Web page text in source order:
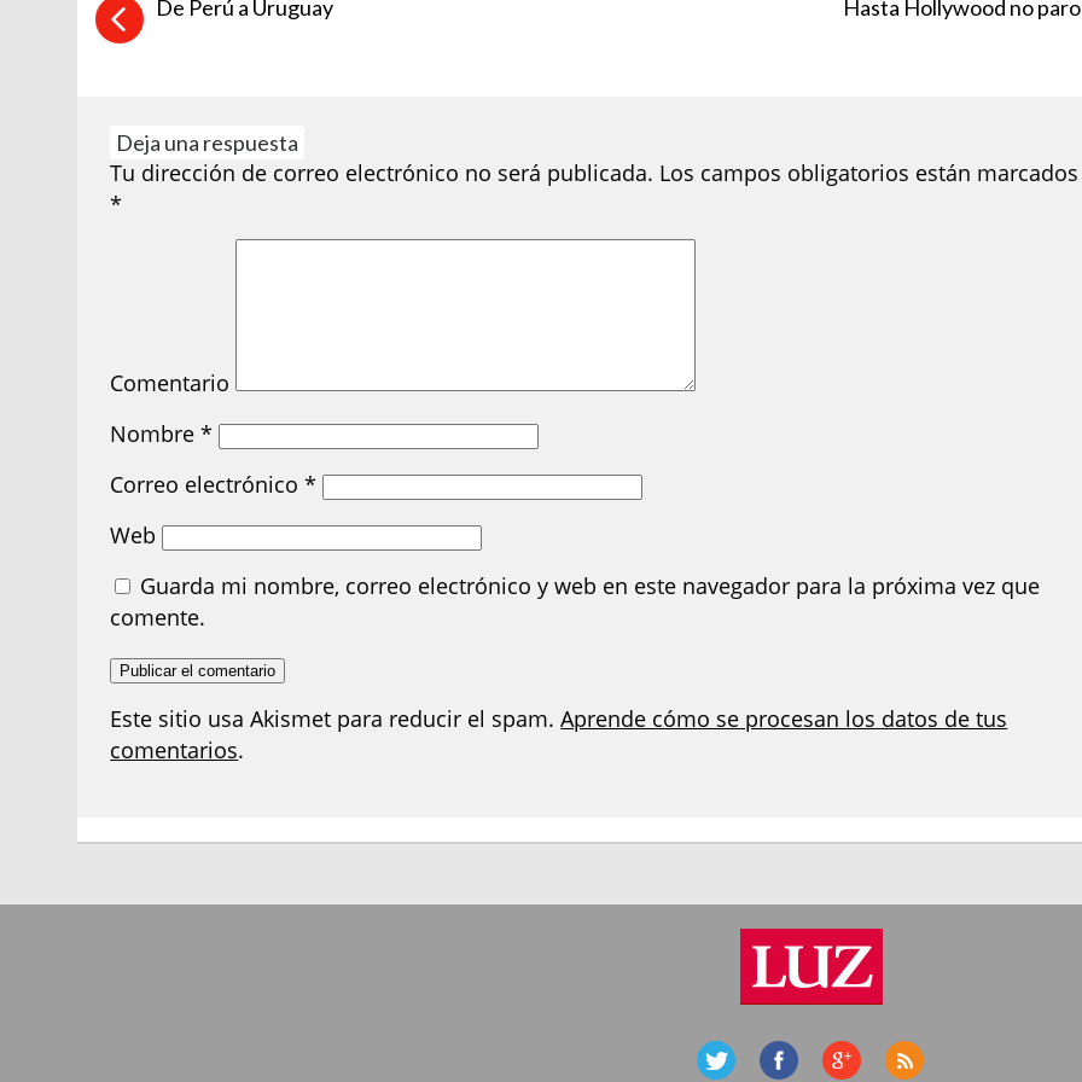
De Perú a Uruguay Hasta Hollywood no paro
Deja una respuesta
Tu dirección de correo electrónico no será publicada. Los campos obligatorios están
*
Comentario
Nombre*
Correo electrónico*
Web
Guarda mi nombre, correo electrónico y web en este navegador para la próxima vez que
comente.
Este sitio usa Akismet para reducir el spam.Aprende cómo se procesan los datos de tus
comentarios.